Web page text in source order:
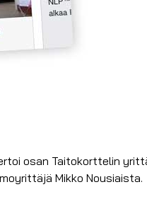
osan Taitokorttelin
Mikko Nousiaista.